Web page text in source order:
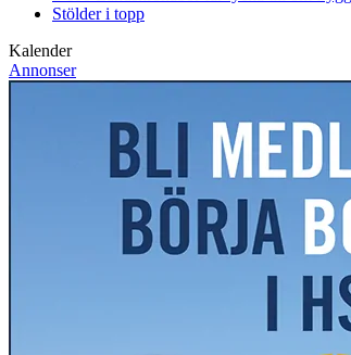
Stölder i topp
Kalender
Annonser